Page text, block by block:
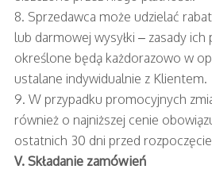
8. Sprzedawca może udzielać
lub darmowej wysyłki – zasady ich
określone będą każdorazowo w
ustalane indywidualnie z Klientem.
9. W przypadku promocyjnych
również o najniższej cenie
ostatnich 30 dni przed
V. Składanie zamówień